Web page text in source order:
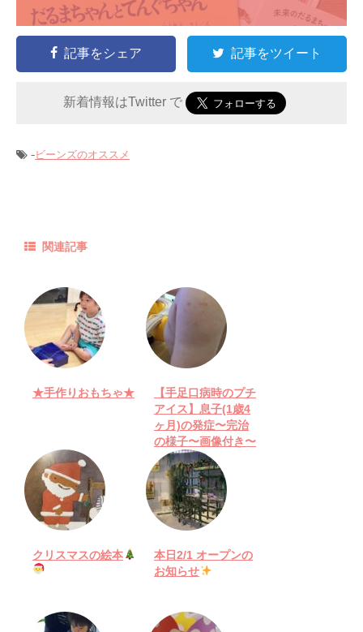
記事をシェア 記事をツイート
新着情報はTwitter で
-ビーンズのオススメ
関連記事
★手作りおもちゃ★
【手足口病時のプチ
アイス】息子(1歳4
ヶ月)の発症〜完治
の様子〜画像付き〜
クリスマスの絵本
本日2/1 オープンの
お知らせ